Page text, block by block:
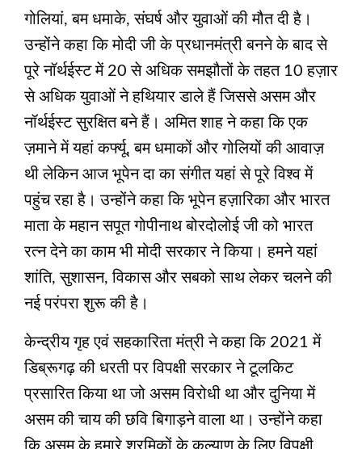
गोलियां, बम धमाके, संघर्ष और युवाओं की मौत दी है।
उन्होंने कहा कि मोदी जी के प्रधानमंत्री बनने के बाद से
पूरे नॉर्थईस्ट में 20 से अधिक समझौतों के तहत 10 हज़ार
से अधिक युवाओं ने हथियार डाले हैं जिससे असम और
नॉर्थईस्ट सुरक्षित बने हैं। अमित शाह ने कहा कि एक
ज़माने में यहां कर्फ्यू, बम धमाकों और गोलियों की आवाज़
थी लेकिन आज भूपेन दा का संगीत यहां से पूरे विश्व में
पहुंच रहा है। उन्होंने कहा कि भूपेन हज़ारिका और भारत
माता के महान सपूत गोपीनाथ बोरदोलोई जी को भारत
रत्न देने का काम भी मोदी सरकार ने किया। हमने यहां
शांति, सुशासन, विकास और सबको साथ लेकर चलने की
नई परंपरा शुरू की है।
केन्द्रीय गृह एवं सहकारिता मंत्री ने कहा कि 2021 में
डिब्रूगढ़ की धरती पर विपक्षी सरकार ने टूलकिट
प्रसारित किया था जो असम विरोधी था और दुनिया में
असम की चाय की छवि बिगाड़ने वाला था। उन्होंने कहा
कि असम के हमारे श्रमिकों के कल्याण के लिए विपक्षी